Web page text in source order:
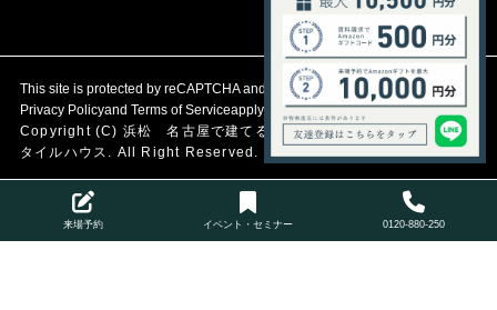
This site is protected by reCAPTCHA and the Google
Privacy Policyand Terms of Serviceapply.
Copyright (C) 浜松 名古屋で建てる自然素材の注文住宅アイジース
タイルハウス. All Right Reserved.
来場予約 イベント・セミナー 0120-880-250